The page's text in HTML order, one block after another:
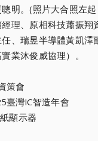
明。(照片大合照左
理、原相科技蕭振
、瑞昱半導體黃凱
業沐俊威協理）。
策會
臺灣IC智造年會
顯示器